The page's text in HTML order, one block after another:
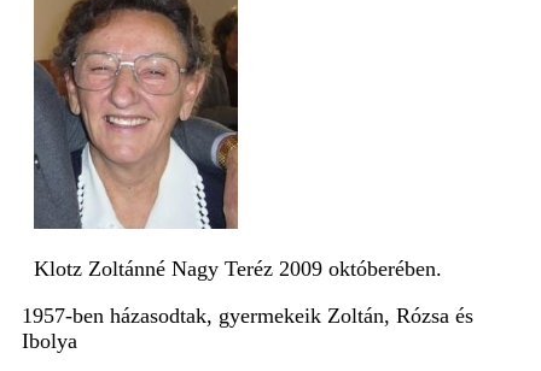
Klotz Zoltánné Nagy Teréz 2009 októberében.
1957-ben házasodtak, gyermekeik Zoltán, Rózsa és
Ibolya